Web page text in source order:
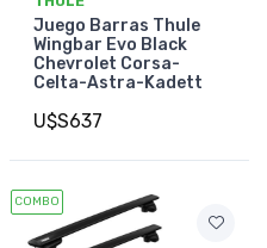
Juego Barras Thule
Wingbar Evo Black
Chevrolet Corsa-
Celta-Astra-Kadett
U$S637
COMBO